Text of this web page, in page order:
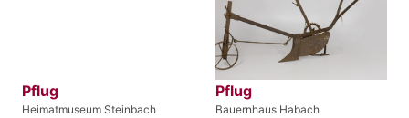
Pflug
Heimatmuseum Steinbach
Pflug
Bauernhaus Habach